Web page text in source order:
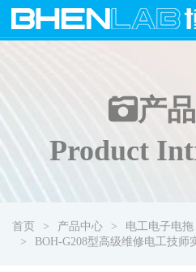
产
Product
首页 产品中心
电工电子电拖
BOH-G208型高级维修电工技师